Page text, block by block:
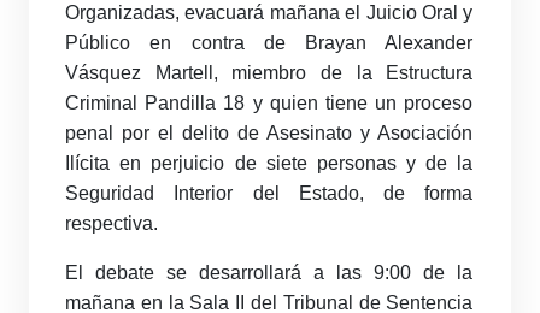
Organizadas, evacuará mañana el Juicio Oral y
Público en contra de Brayan Alexander
Vásquez Martell, miembro de la Estructura
Criminal Pandilla 18 y quien tiene un proceso
penal por el delito de Asesinato y Asociación
Ilícita en perjuicio de siete personas y de la
Seguridad Interior del Estado, de forma
respectiva.
El debate se desarrollará a las 9:00 de la
mañana en la Sala II del Tribunal de Sentencia